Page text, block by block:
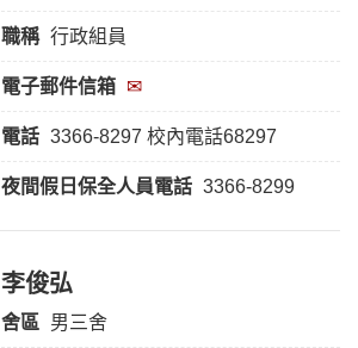
職稱 行政組員
電子郵件信箱 ✉
電話 3366-8297 校內電話68297
夜間假日保全人員電話 3366-8299
李俊弘
舍區 男三舍